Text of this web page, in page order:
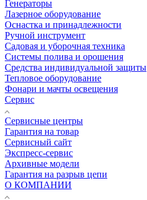
Генераторы
Лазерное оборудование
Оснастка и принадлежности
Ручной инструмент
Садовая и уборочная техника
Системы полива и орошения
Средства индивидуальной защиты
Тепловое оборудование
Фонари и мачты освещения
Сервис
Сервисные центры
Гарантия на товар
Сервисный сайт
Экспресс-сервис
Архивные модели
Гарантия на разрыв цепи
О КОМПАНИИ